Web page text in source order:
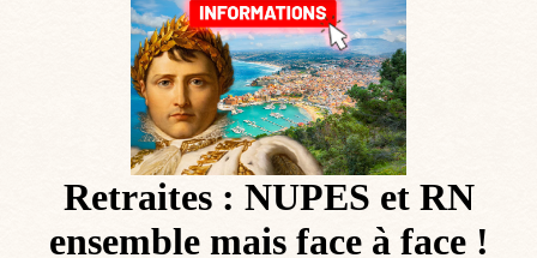
Retraites : NUPES et RN
ensemble mais face à face !